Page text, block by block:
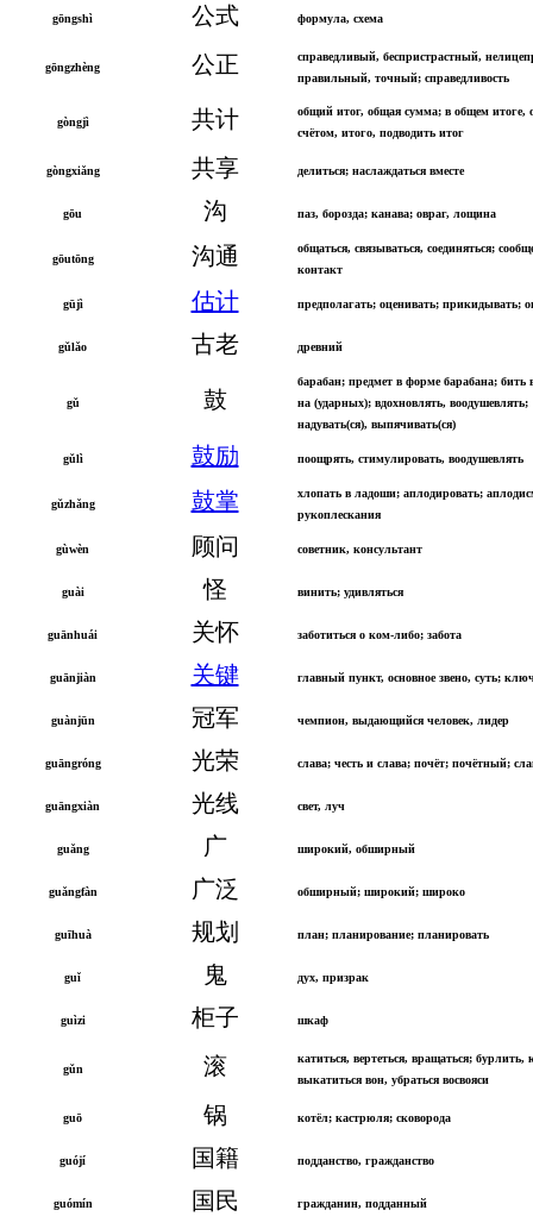
gōngshì 公式 формула, схема
gōngzhèng 公正
справедливый, беспристрастный,
правильный, точный; справедливость
gòngjì 共计
общий итог, общая сумма; в общем итоге,
счётом, итого, подводить итог
gòngxiǎng 共享 делиться; наслаждаться вместе
gōu 沟 паз, борозда; канава; овраг, лощина
gōutōng 沟通
общаться, связываться, соединяться;
контакт
gūjì 估计 предполагать; оценивать; прикидывать;
gǔlǎo 古老 древний
gǔ 鼓
барабан; предмет в форме барабана; бить
на (ударных); вдохновлять, воодушевлять;
надувать(ся), выпячивать(ся)
gǔlì 鼓励 поощрять, стимулировать, воодушевлять
gǔzhǎng 鼓掌
хлопать в ладоши; аплодировать;
рукоплескания
gùwèn 顾问 советник, консультант
guài 怪 винить; удивляться
guānhuái 关怀 заботиться о ком-либо; забота
guānjiàn 关键 главный пункт, основное звено, суть;
guànjūn 冠军 чемпион, выдающийся человек, лидер
guāngróng 光荣 слава; честь и слава; почёт; почётный;
guāngxiàn 光线 свет, луч
guǎng 广 широкий, обширный
guǎngfàn 广泛 обширный; широкий; широко
guīhuà 规划 план; планирование; планировать
guǐ 鬼 дух, призрак
guìzi 柜子 шкаф
gǔn 滚
катиться, вертеться, вращаться; бурлить,
выкатиться вон, убраться восвояси
guō 锅 котёл; кастрюля; сковорода
guójí 国籍 подданство, гражданство
guómín 国民 гражданин, подданный